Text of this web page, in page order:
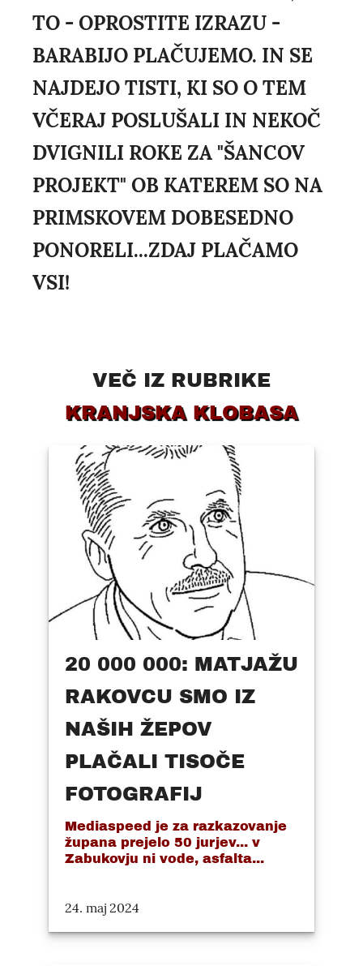
TO - OPROSTITE IZRAZU -
BARABIJO PLAČUJEMO. IN SE
NAJDEJO TISTI, KI SO O TEM
VČERAJ POSLUŠALI IN NEKOČ
DVIGNILI ROKE ZA "ŠANCOV
PROJEKT" OB KATEREM SO NA
PRIMSKOVEM DOBESEDNO
PONORELI...ZDAJ PLAČAMO
VSI!
VEČ IZ RUBRIKE
KRANJSKA KLOBASA
20 000 000: MATJAŽU
RAKOVCU SMO IZ
NAŠIH ŽEPOV
PLAČALI TISOČE
FOTOGRAFIJ
Mediaspeed je za razkazovanje
župana prejelo 50 jurjev... v
Zabukovju ni vode, asfalta...
24. maj 2024